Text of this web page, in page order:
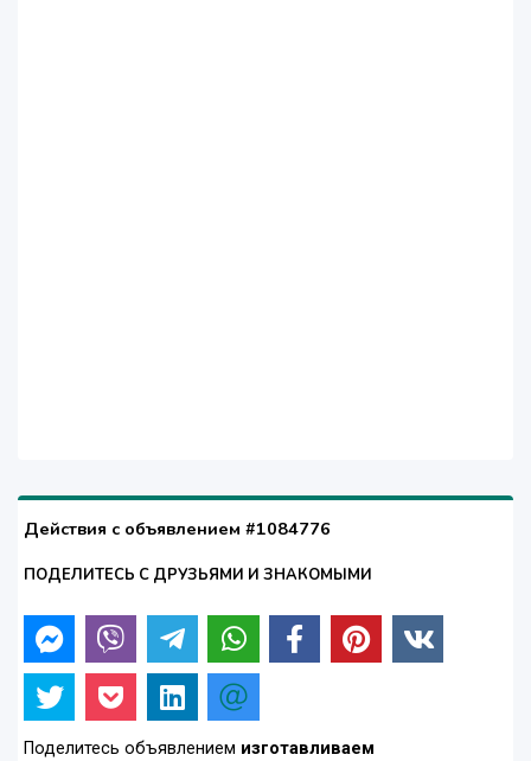
Действия с объявлением #1084776
ПОДЕЛИТЕСЬ С ДРУЗЬЯМИ И ЗНАКОМЫМИ
Поделитесь объявлением изготавливаем